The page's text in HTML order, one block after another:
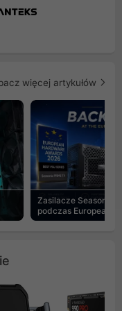
więcej artykułów
Zasilacze Seasonic
podczas European